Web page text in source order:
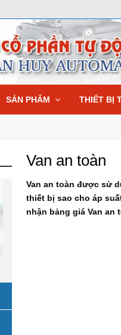
SẢN PHẨM THIẾT BỊ
Van an toàn
Van an toàn được sử
thiết bị sao cho áp
nhận bảng giá Van